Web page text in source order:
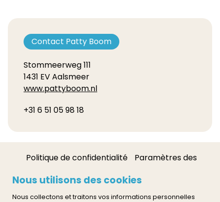
Nous utilisons des cookies
Nous collectons et traitons vos informations personnelles
Contact Patty Boom
Stommeerweg 111
1431 EV Aalsmeer
www.pattyboom.nl
+31 6 51 05 98 18
Politique de confidentialité
Paramètres des
Contact